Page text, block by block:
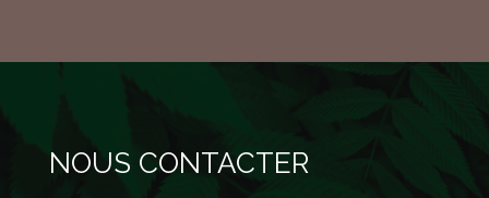
NOUS CONTACTER